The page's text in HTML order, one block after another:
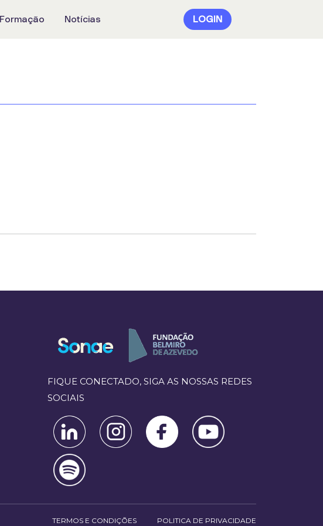
Formação Notícias LOGIN
FIQUE CONECTADO, SIGA AS NOSSAS REDES
SOCIAIS
TERMOS E CONDIÇÕES POLITICA DE PRIVACIDADE